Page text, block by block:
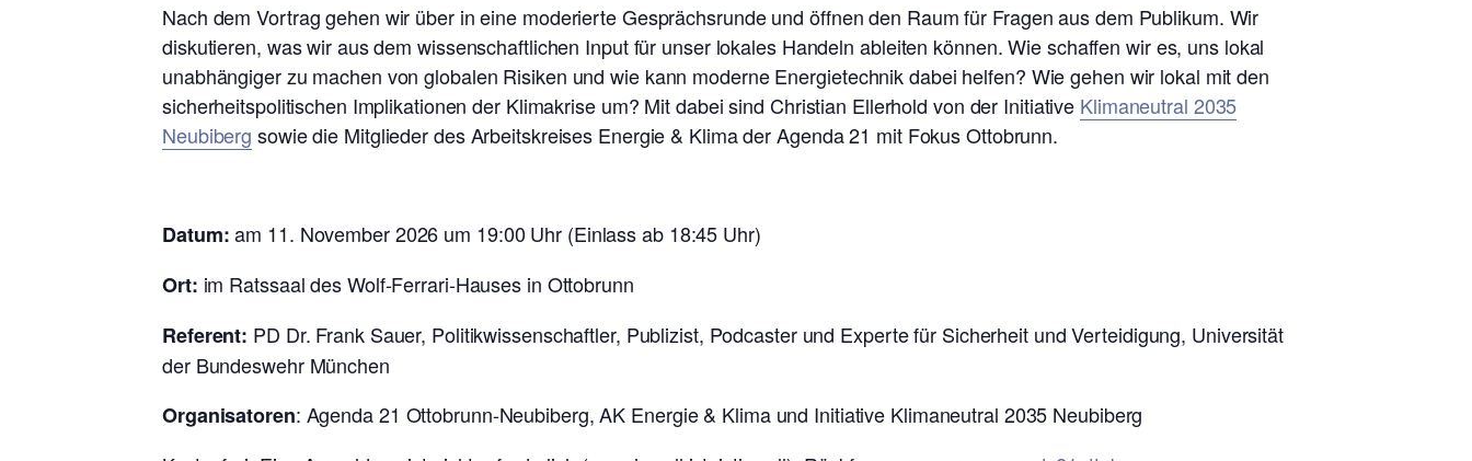
Nach dem Vortrag gehen wir über in eine moderierte Gesprächsrunde und öffnen den Raum für Fragen aus dem Publikum. Wir
diskutieren, was wir aus dem wissenschaftlichen Input für unser lokales Handeln ableiten können. Wie schaffen wir es, uns lokal
unabhängiger zu machen von globalen Risiken und wie kann moderne Energietechnik dabei helfen? Wie gehen wir lokal mit den
sicherheitspolitischen Implikationen der Klimakrise um? Mit dabei sind Christian Ellerhold von der Initiative Klimaneutral 2035
Neubiberg sowie die Mitglieder des Arbeitskreises Energie & Klima der Agenda 21 mit Fokus Ottobrunn.
Datum:am 11. November 2026 um 19:00 Uhr (Einlass ab 18:45 Uhr)
Ort: im Ratssaal des Wolf-Ferrari-Hauses in Ottobrunn
Referent: PD Dr. Frank Sauer, Politikwissenschaftler, Publizist, Podcaster und Experte für Sicherheit und Verteidigung, Universität
der Bundeswehr München
Organisatoren: Agenda 21 Ottobrunn-Neubiberg, AK Energie & Klima und Initiative Klimaneutral 2035 Neubiberg